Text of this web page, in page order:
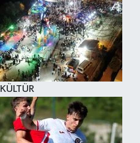
KÜLTÜR
SPOR
TEKNOLOJİ
VİZYONDAKİLER
YAŞAM